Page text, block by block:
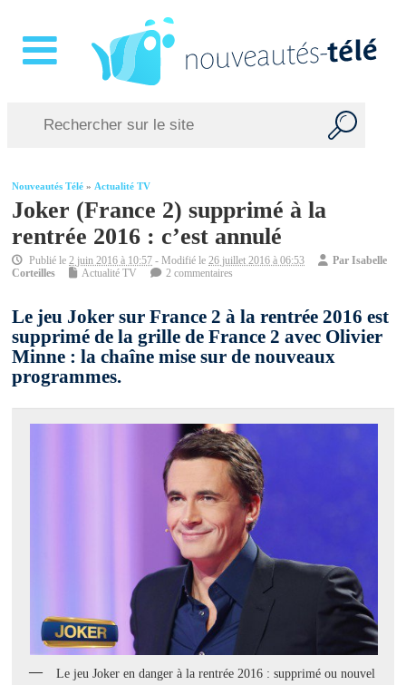
Nouveautés Télé »Actualité TV
Joker (France 2) supprimé à la
rentrée 2016 : c’est annulé
Publié le2 juin 2016 à 10:57 - Modifié le26 juillet 2016 à 06:53 ParIsabelle
Corteilles
Actualité TV 2 commentaires
Le jeu Joker sur France 2 à la rentrée 2016 est
supprimé de la grille de France 2 avec Olivier
Minne : la chaîne mise sur de nouveaux
programmes.
Le jeu Joker en danger à la rentrée 2016 : supprimé ou nouvel